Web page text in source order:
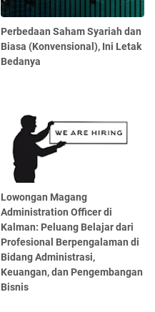
Perbedaan Saham Syariah dan
Biasa (Konvensional), Ini Letak
Bedanya
Lowongan Magang
Administration Officer di
Kalman: Peluang Belajar dari
Profesional Berpengalaman di
Bidang Administrasi,
Keuangan, dan Pengembangan
Bisnis